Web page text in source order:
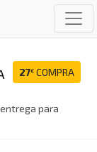
27€ COMPRA
para